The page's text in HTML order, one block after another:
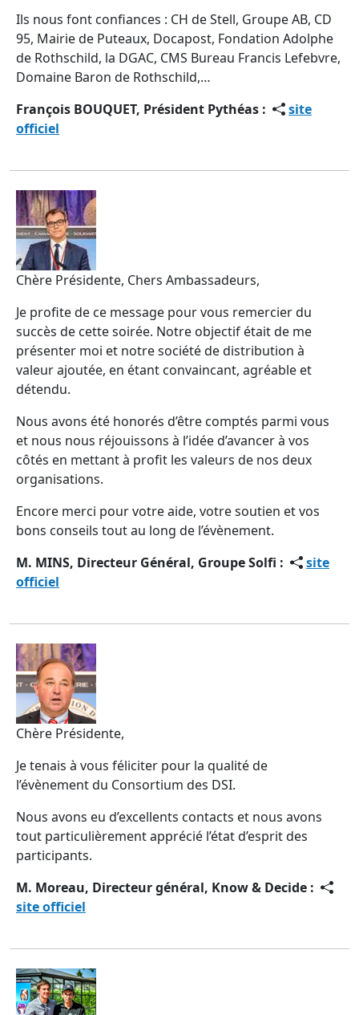
Ils nous font confiances : CH de Stell, Groupe AB, CD
95, Mairie de Puteaux, Docapost, Fondation Adolphe
de Rothschild, la DGAC, CMS Bureau Francis Lefebvre,
Domaine Baron de Rothschild,…
François BOUQUET, Président Pythéas :
site
officiel
Chère Présidente, Chers Ambassadeurs,
Je profite de ce message pour vous remercier du
succès de cette soirée. Notre objectif était de me
présenter moi et notre société de distribution à
valeur ajoutée, en étant convaincant, agréable et
détendu.
Nous avons été honorés d’être comptés parmi vous
et nous nous réjouissons à l’idée d’avancer à vos
côtés en mettant à profit les valeurs de nos deux
organisations.
Encore merci pour votre aide, votre soutien et vos
bons conseils tout au long de l’évènement.
M. MINS, Directeur Général, Groupe Solfi :
site
officiel
Chère Présidente,
Je tenais à vous féliciter pour la qualité de
l’évènement du Consortium des DSI.
Nous avons eu d’excellents contacts et nous avons
tout particulièrement apprécié l’état d’esprit des
participants.
M. Moreau, Directeur général, Know & Decide :
site officiel